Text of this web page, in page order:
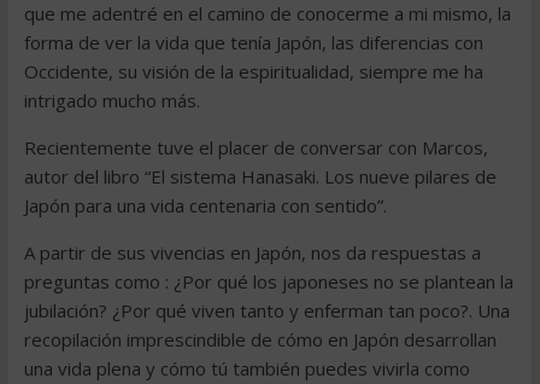
que me adentré en el camino de conocerme a mi mismo, la
forma de ver la vida que tenía Japón, las diferencias con
Occidente, su visión de la espiritualidad, siempre me ha
intrigado mucho más.
Recientemente tuve el placer de conversar con Marcos,
autor del libro “El sistema Hanasaki. Los nueve pilares de
Japón para una vida centenaria con sentido”.
A partir de sus vivencias en Japón, nos da respuestas a
preguntas como : ¿Por qué los japoneses no se plantean la
jubilación? ¿Por qué viven tanto y enferman tan poco?. Una
recopilación imprescindible de cómo en Japón desarrollan
una vida plena y cómo tú también puedes vivirla como